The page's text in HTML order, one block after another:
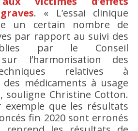
. « L’essai clinique
un certain nombre de
par rapport au suivi des
par le Conseil
l’harmonisation des
relatives à
des médicaments à usage
souligne Christine Cotton.
exemple que les résultats
fin 2020 sont erronés